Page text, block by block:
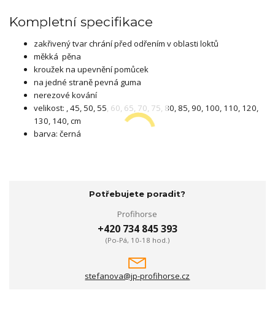
Kompletní specifikace
zakřivený tvar chrání před odřením v oblasti loktů
měkká pěna
kroužek na upevnění pomůcek
na jedné straně pevná guma
nerezové kování
velikost: , 45, 50, 55, 60, 65, 70, 75, 80, 85, 90, 100, 110, 120,
130, 140, cm
barva: černá
Potřebujete poradit?
Profihorse
+420 734 845 393
(Po-Pá, 10-18 hod.)
stefanova@jp-profihorse.cz